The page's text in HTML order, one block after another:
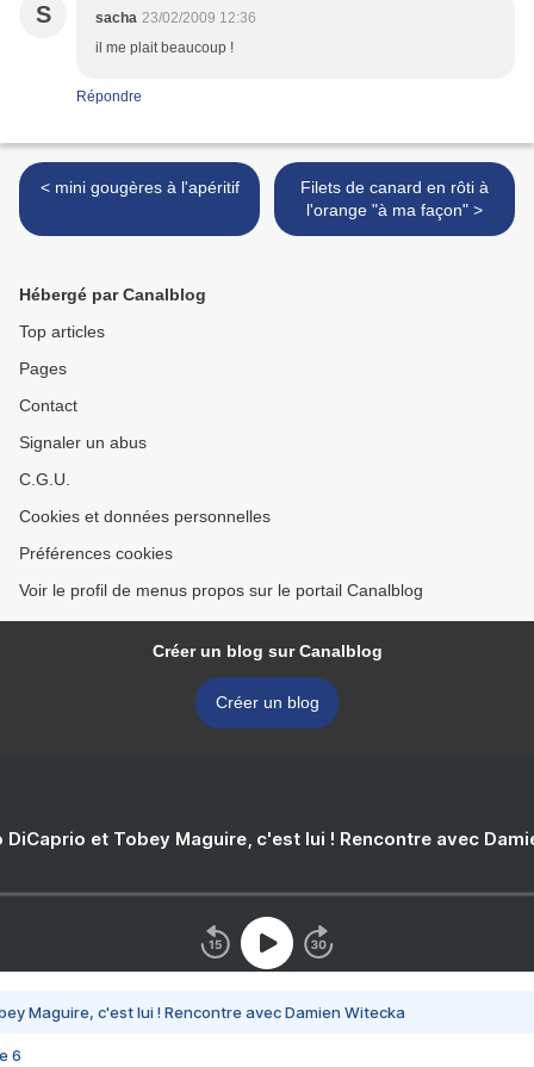
S sacha 23/02/2009 12:36
il me plait beaucoup !
Répondre
< mini gougères à l'apéritif
Filets de canard en rôti à
l'orange "à ma façon" >
Hébergé par Canalblog
Top articles
Pages
Contact
Signaler un abus
C.G.U.
Cookies et données personnelles
Préférences cookies
Voir le profil de menus propos sur le portail Canalblog
Créer un blog sur Canalblog
Créer un blog
DiCaprio et Tobey Maguire, c'est lui ! Rencontre avec
Maguire, c'est lui ! Rencontre avec Damien Witecka
6